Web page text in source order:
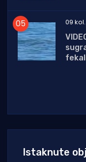
09
Istaknute